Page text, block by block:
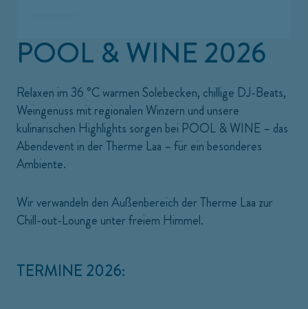
POOL & WINE 2026
Relaxen im 36 °C warmen Solebecken, chillige DJ-Beats,
Weingenuss mit regionalen Winzern und unsere
kulinarischen Highlights sorgen bei POOL & WINE – das
Abendevent in der Therme Laa – für ein besonderes
Ambiente.
Wir verwandeln den Außenbereich der Therme Laa zur
Chill-out-Lounge unter freiem Himmel.
TERMINE 2026: